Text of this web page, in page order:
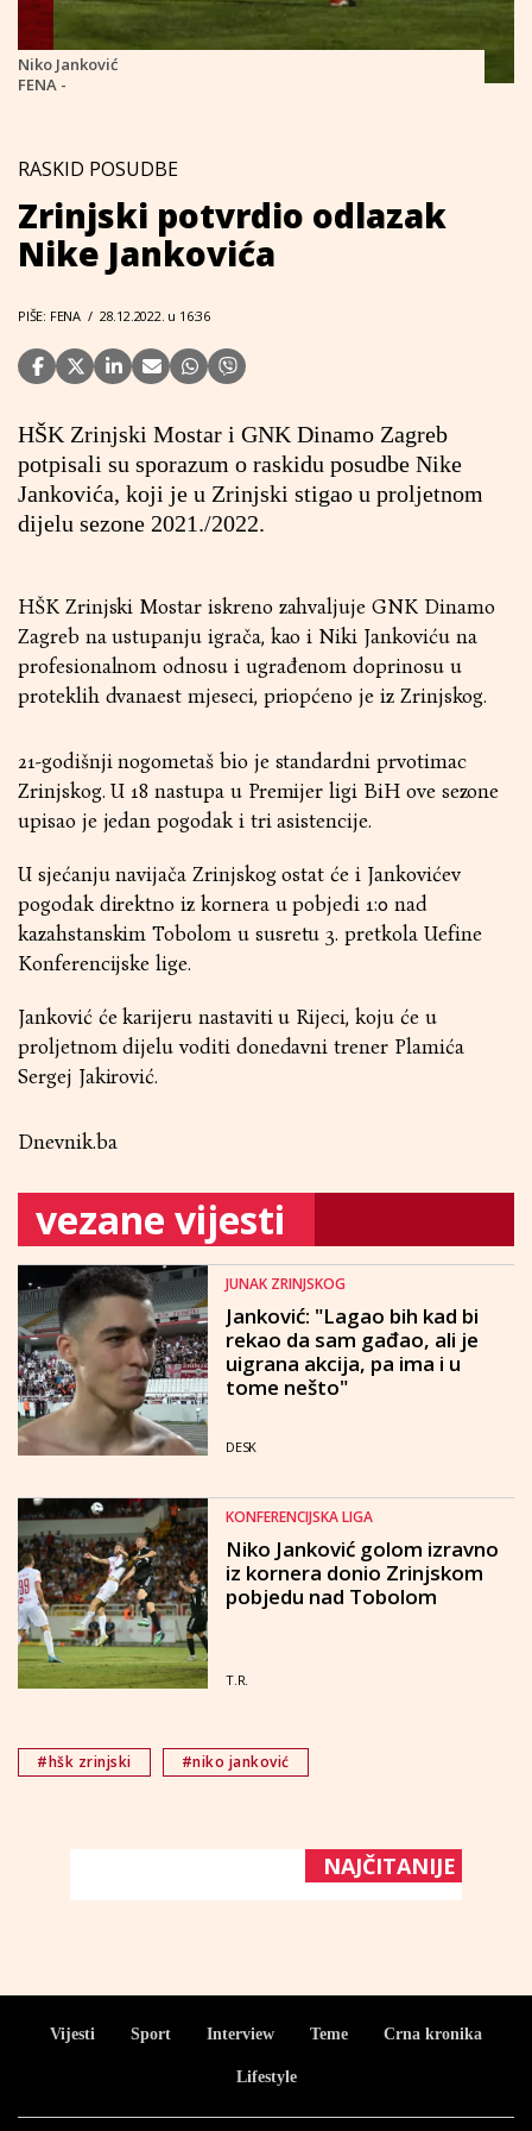
Niko Janković
FENA -
RASKID POSUDBE
Zrinjski potvrdio odlazak
Nike Jankovića
PIŠE: FENA / 28.12.2022. u 16:36
HŠK Zrinjski Mostar i GNK Dinamo Zagreb
potpisali su sporazum o raskidu posudbe Nike
Jankovića, koji je u Zrinjski stigao u proljetnom
dijelu sezone 2021./2022.
HŠK Zrinjski Mostar iskreno zahvaljuje GNK Dinamo
Zagreb na ustupanju igrača, kao i Niki Jankoviću na
profesionalnom odnosu i ugrađenom doprinosu u
proteklih dvanaest mjeseci, priopćeno je iz Zrinjskog.
21-godišnji nogometaš bio je standardni prvotimac
Zrinjskog. U 18 nastupa u Premijer ligi BiH ove sezone
upisao je jedan pogodak i tri asistencije.
U sjećanju navijača Zrinjskog ostat će i Jankovićev
pogodak direktno iz kornera u pobjedi 1:0 nad
kazahstanskim Tobolom u susretu 3. pretkola Uefine
Konferencijske lige.
Janković će karijeru nastaviti u Rijeci, koju će u
proljetnom dijelu voditi donedavni trener Plamića
Sergej Jakirović.
Dnevnik.ba
vezane vijesti
JUNAK ZRINJSKOG
Janković: "Lagao bih kad bi
rekao da sam gađao, ali je
uigrana akcija, pa ima i u
tome nešto"
DESK
KONFERENCIJSKA LIGA
Niko Janković golom izravno
iz kornera donio Zrinjskom
pobjedu nad Tobolom
T.R.
#hšk zrinjski #niko janković
NAJČITANIJE
Vijesti Sport Interview Teme Crna kronika
Lifestyle